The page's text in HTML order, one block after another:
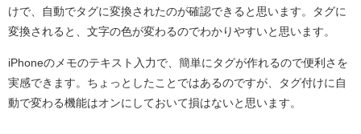
けで、自動でタグに変換されたのが確認できると思います。タグに
変換されると、文字の色が変わるのでわかりやすいと思います。
iPhoneのメモのテキスト入力で、簡単にタグが作れるので便利さを
実感できます。ちょっとしたことではあるのですが、タグ付けに自
動で変わる機能はオンにしておいて損はないと思います。